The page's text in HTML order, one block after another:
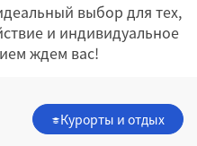
выбор для тех,
и индивидуальное
ждем вас!
Курорты и отдых